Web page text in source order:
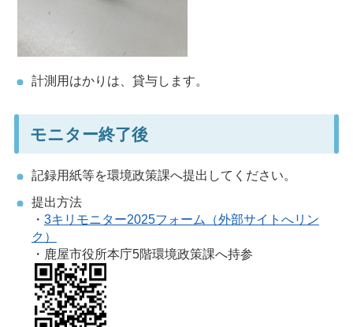
計測用はかりは、貸与します。
モニター終了後
記録用紙等を環境政策課へ提出してください。
提出方法
・ 3キリモニター2025フォーム（外部サイトへリン
ク）
・鹿屋市役所本庁5階環境政策課へ持参